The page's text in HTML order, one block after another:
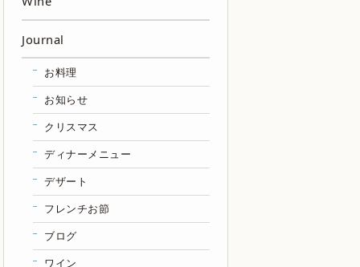
Journal
お料理
お知らせ
クリスマス
ディナーメニュー
デザート
フレンチお節
ブログ
ワイン